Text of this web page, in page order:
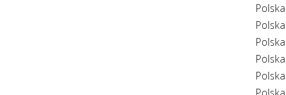
Polska
Polska
Polska
Polska
Polska